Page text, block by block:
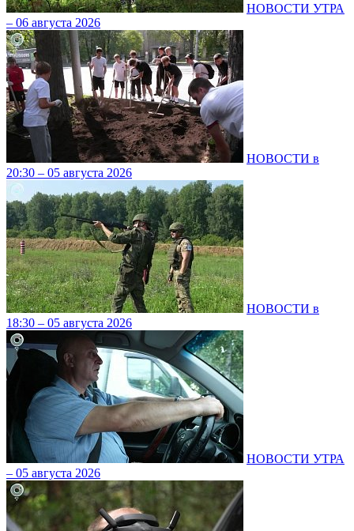
НОВОСТИ УТРА
– 06 августа 2026
НОВОСТИ в
20:30 – 05 августа 2026
НОВОСТИ в
18:30 – 05 августа 2026
НОВОСТИ УТРА
– 05 августа 2026